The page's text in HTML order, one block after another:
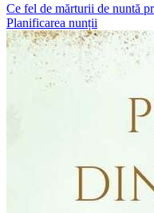
Ce fel de mărturii de nuntă
Planificarea nunții